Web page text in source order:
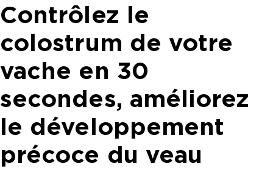
Contrôlez le
colostrum de votre
vache en 30
secondes, améliorez
le développement
précoce du veau